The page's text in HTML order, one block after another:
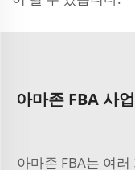
아마존 FBA 사
아마존 FBA는 여